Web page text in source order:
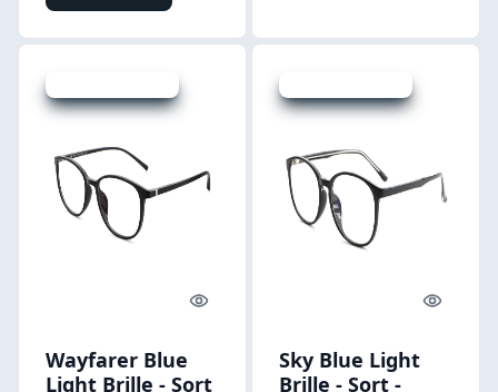
Quick look
Wayfarer Blue
Light Brille - Sort
Quick
Sky Blue Light
Brille - Sort -